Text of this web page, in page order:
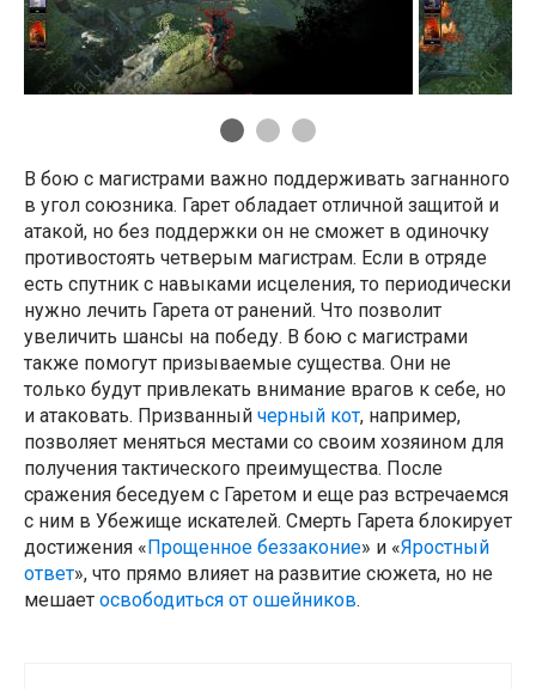
В бою с магистрами важно поддерживать загнанного
в угол союзника. Гарет обладает отличной защитой и
атакой, но без поддержки он не сможет в одиночку
противостоять четверым магистрам. Если в отряде
есть спутник с навыками исцеления, то периодически
нужно лечить Гарета от ранений. Что позволит
увеличить шансы на победу. В бою с магистрами
также помогут призываемые существа. Они не
только будут привлекать внимание врагов к себе, но
и атаковать. Призванный черный кот, например,
позволяет меняться местами со своим хозяином для
получения тактического преимущества. После
сражения беседуем с Гаретом и еще раз встречаемся
с ним в Убежище искателей. Смерть Гарета блокирует
достижения «Прощенное беззаконие» и «Яростный
ответ», что прямо влияет на развитие сюжета, но не
мешает освободиться от ошейников.